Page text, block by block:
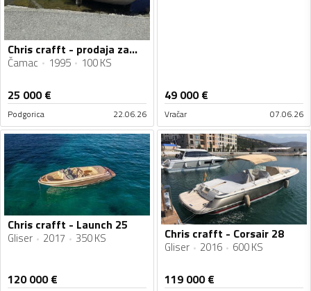
Chris crafft - prodaja zamjena za plac Pg ili primorje
Čamac 1995 100 KS
25 000€
Podgorica 22.06.26
49 000€
Vračar 07.06.26
Chris crafft - Launch 25
Gliser 2017 350 KS
120 000€
Chris crafft - Corsair 28
Gliser 2016 600 KS
119 000€